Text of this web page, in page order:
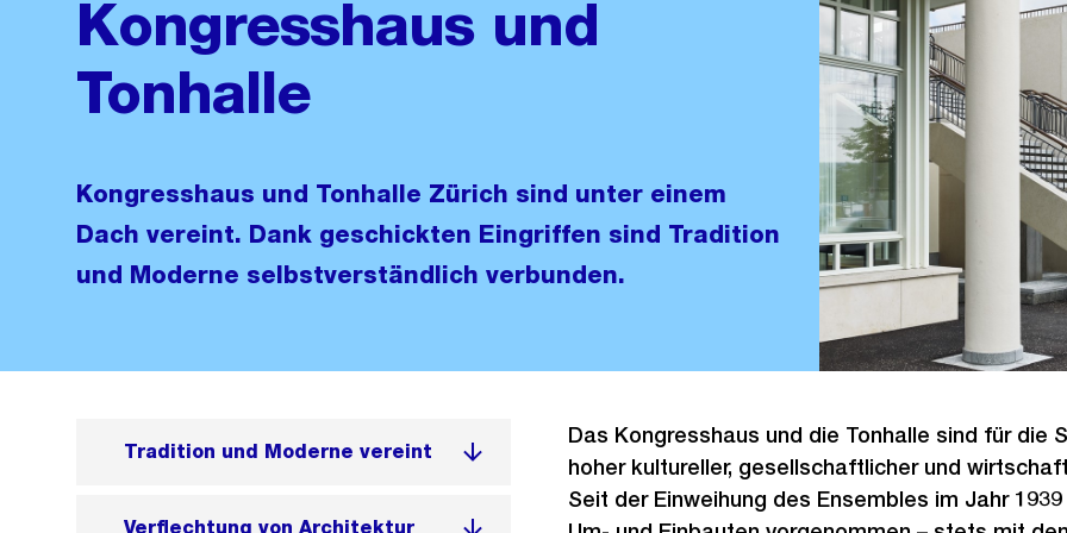
Kongresshaus und
Tonhalle
Kongresshaus und Tonhalle Zürich sind unter einem
Dach vereint. Dank geschickten Eingriffen sind Tradition
und Moderne selbstverständlich verbunden.
Tradition und Moderne vereint
Verflechtung von Architektur
Das Kongresshaus und die Tonhalle sind für die
hoher kultureller, gesellschaftlicher und
Seit der Einweihung des Ensembles im Jahr